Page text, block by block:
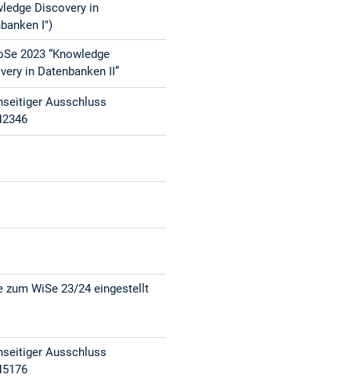
Discovery in
I")
2023 “Knowledge
in Datenbanken II”
Ausschluss
zum WiSe 23/24 eingestellt
Ausschluss